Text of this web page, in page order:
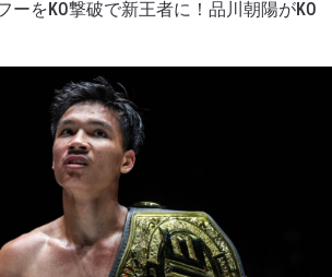
ーをKO撃破で新王者に！品川朝陽がKO